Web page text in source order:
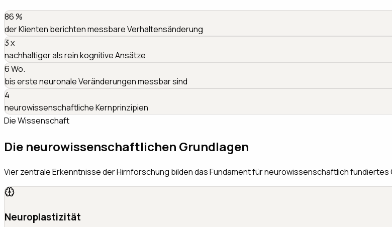
86%
der Klienten berichten messbare Verhaltensänderung
3x
nachhaltiger als rein kognitive Ansätze
6Wo.
bis erste neuronale Veränderungen messbar sind
4
neurowissenschaftliche Kernprinzipien
Die Wissenschaft
Die neurowissenschaftlichen Grundlagen
Vier zentrale Erkenntnisse der Hirnforschung bilden das Fundament für neurowissenschaftlich fundiertes
Neuroplastizität